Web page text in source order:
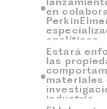
en
analíticas.
Estará
las
materiales
industria.